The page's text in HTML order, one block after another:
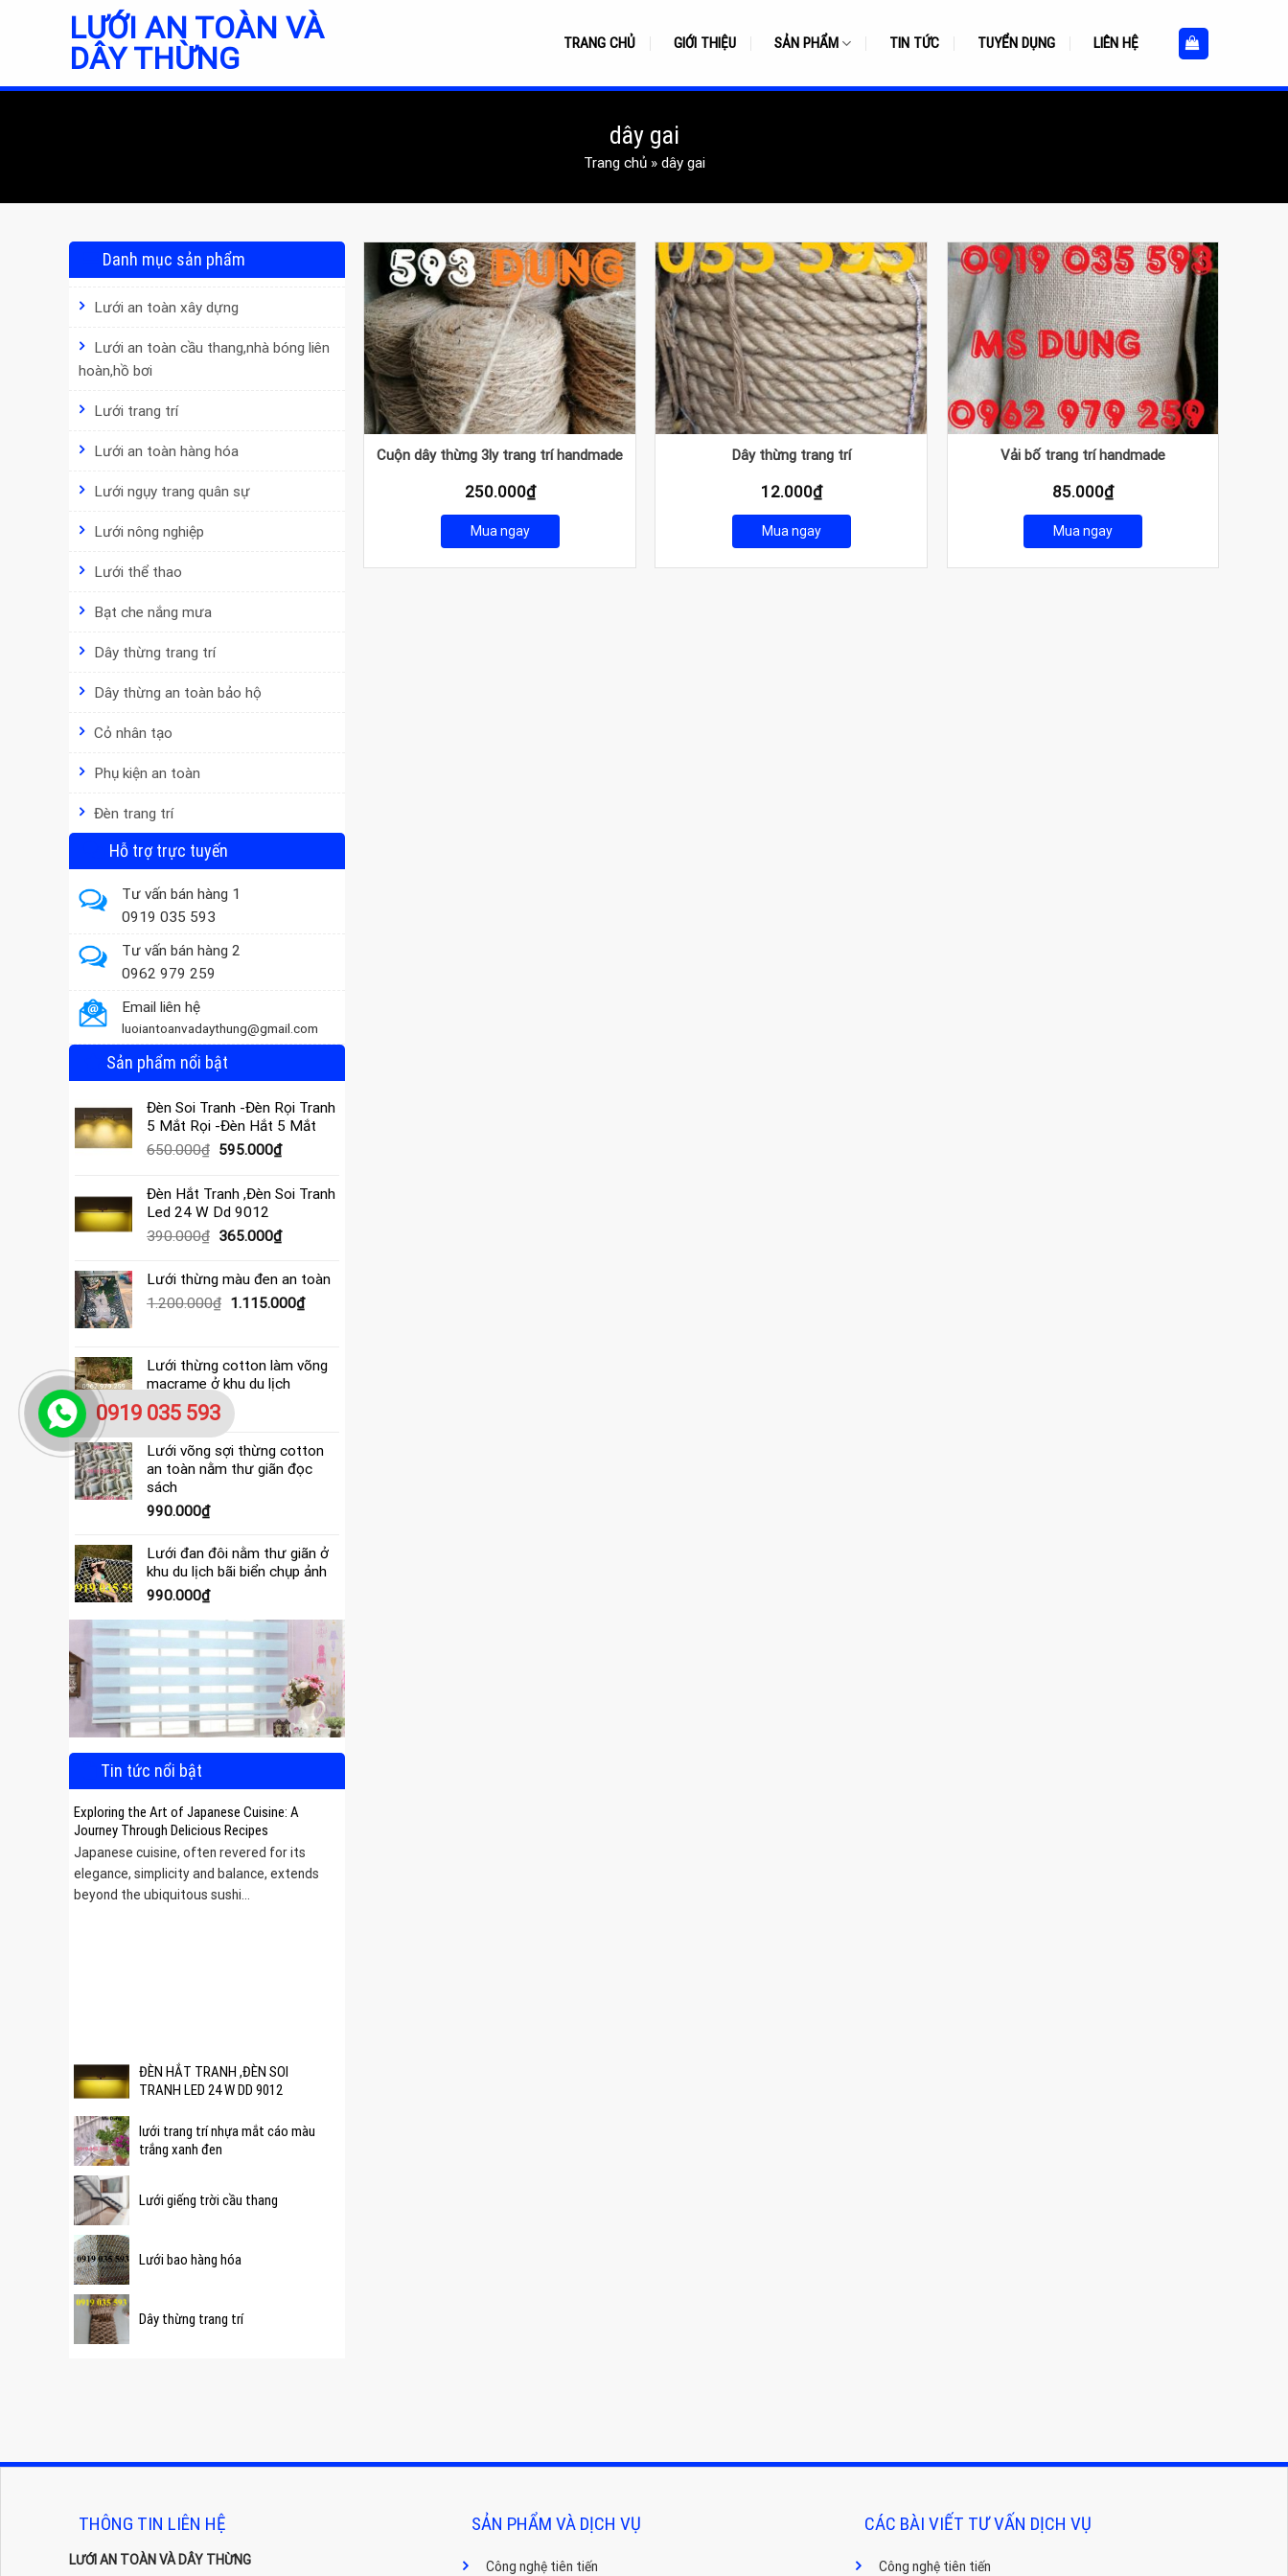
LƯỚI AN TOÀN VÀ
DÂY THỪNG
TRANG CHỦ GIỚI THIỆU SẢN PHẨM TIN TỨC TUYỂN DỤNG LIÊN HỆ
dây gai
Trang chủ» dây gai
Danh mục sản phẩm
Lưới an toàn xây dựng
Lưới an toàn cầu thang,nhà bóng liên
hoàn,hồ bơi
Lưới trang trí
Lưới an toàn hàng hóa
Lưới ngụy trang quân sự
Lưới nông nghiệp
Lưới thể thao
Bạt che nắng mưa
Dây thừng trang trí
Dây thừng an toàn bảo hộ
Cỏ nhân tạo
Phụ kiện an toàn
Đèn trang trí
Hỗ trợ trực tuyến
Tư vấn bán hàng 1
0919 035 593
Tư vấn bán hàng 2
0962 979 259
Email liên hệ
luoiantoanvadaythung@gmail.com
Sản phẩm nổi bật
Đèn Soi Tranh -Đèn Rọi Tranh
5 Mắt Rọi -Đèn Hắt 5 Mắt
650.000₫ Giá
là:
650.000₫.
595.000₫Giá
tại
595.000₫.
Đèn Hắt Tranh ,Đèn Soi Tranh
Led 24 W Dd 9012
390.000₫ Giá
là:
390.000₫.
365.000₫Giá
tại
là:
365.000₫.
Lưới thừng màu đen an toàn
1.200.000₫ Giá
1.200.000₫.
1.115.000₫Giá
là:
Lưới thừng cotton làm võng
macrame ở khu du lịch
4.000.000₫
Lưới võng sợi thừng cotton
an toàn nằm thư giãn đọc
sách
990.000₫
Lưới đan đôi nằm thư giãn ở
khu du lịch bãi biển chụp ảnh
990.000₫
Tin tức nổi bật
Exploring the Art of Japanese Cuisine: A
Journey Through Delicious Recipes
Japanese cuisine, often revered for its
elegance, simplicity and balance, extends
beyond the ubiquitous sushi...
ĐÈN HẮT TRANH ,ĐÈN SOI
TRANH LED 24 W DD 9012
lưới trang trí nhựa mắt cáo màu
trắng xanh đen
Lưới giếng trời cầu thang
Lưới bao hàng hóa
Dây thừng trang trí
Cuộn dây thừng 3ly trang trí handmade
250.000₫
Mua ngay
Dây thừng trang trí
12.000₫
Mua ngay
Vải bố trang trí handmade
85.000₫
Mua ngay
THÔNG TIN LIÊN HỆ
LƯỚI AN TOÀN VÀ DÂY THỪNG
SẢN PHẨM VÀ DỊCH VỤ
Công nghệ tiên tiến
CÁC BÀI VIẾT TƯ VẤN DỊCH VỤ
Công nghệ tiên tiến
0919 035 593